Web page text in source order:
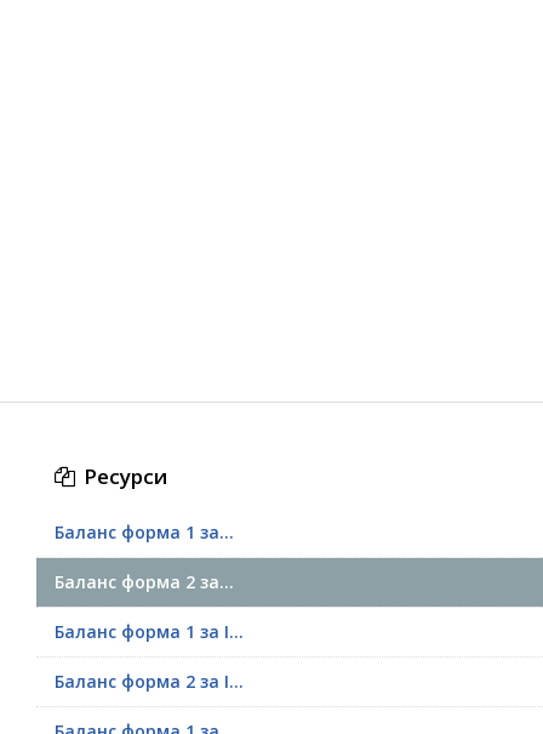
Ресурси
Баланс форма 1 за...
Баланс форма 2 за...
Баланс форма 1 за І...
Баланс форма 2 за І...